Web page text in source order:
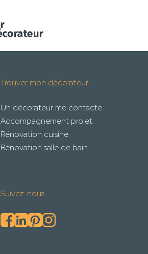
Trouver mon décorateur
Un décorateur me contacte
Accompagnement projet
Rénovation cuisine
Rénovation salle de bain
Suivez-nous